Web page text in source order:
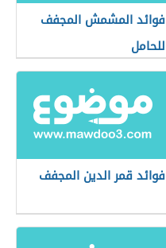
فوائد المشمش المجفف
للحامل
فوائد قمر الدين المجفف